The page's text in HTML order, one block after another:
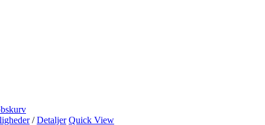
/ Detaljer Quick View